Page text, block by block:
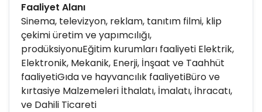
Faaliyet Alanı
Sinema, televizyon, reklam, tanıtım filmi, klip
çekimi üretim ve yapımcılığı,
prodüksiyonuEğitim kurumları faaliyeti Elektrik,
Elektronik, Mekanik, Enerji, İnşaat ve Taahhüt
faaliyetiGıda ve hayvancılık faaliyetiBüro ve
kırtasiye Malzemeleri İthalatı, İmalatı, İhracatı,
ve Dahili Ticareti